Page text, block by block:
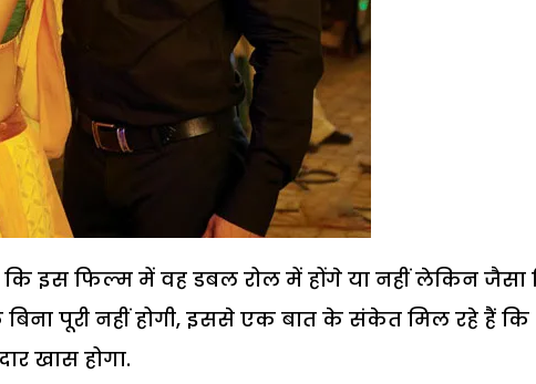
कि इस फिल्म में वह डबल रोल में होंगे या नहीं लेकिन जैसा
पूरी नहीं होगी, इससे एक बात के संकेत मिल रहे हैं कि
खास होगा.